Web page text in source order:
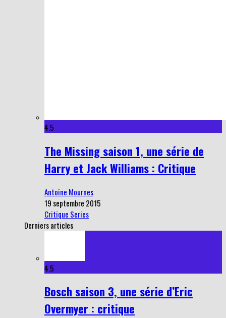
4.5
The Missing saison 1, une série de
Harry et Jack Williams : Critique
Antoine Mournes
19 septembre 2015
Critique Series
Derniers articles
4.5
Bosch saison 3, une série d’Eric
Overmyer : critique